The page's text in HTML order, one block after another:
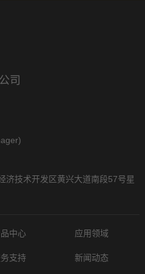
司
济技术开发区黄兴大道南段57号星
中心 应用领域
支持 新闻动态